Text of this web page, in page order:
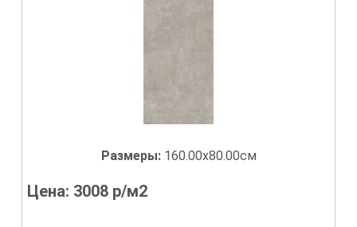
Размеры: 160.00x80.00см
Цена: 3008 р/м2